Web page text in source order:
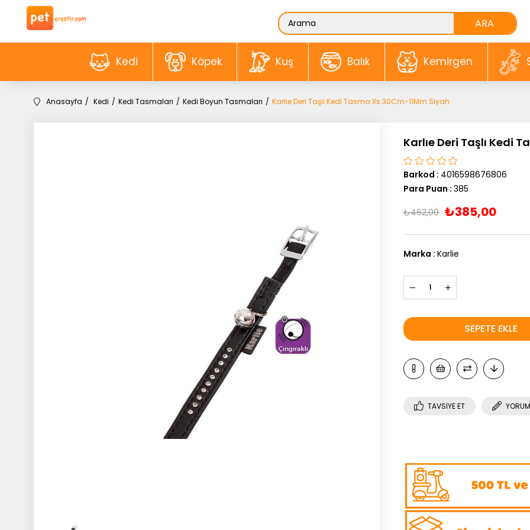
Kedi Köpek Kuş Balık Kemirgen
Anasayfa Kedi Kedi Tasmaları Kedi Boyun Tasmaları Karlıe Deri Taşlı Kedi Tasma Xs 30Cm-11Mm Siyah
Karlıe Deri Taşlı Kedi
Barkod : 4016598676806
Para Puan : 385
₺462,00 ₺385,00
Marka : Karlie
TAVSIYE ET